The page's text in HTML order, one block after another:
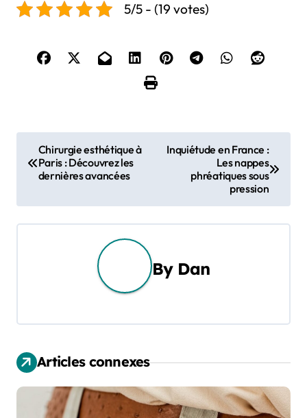
5/5 - (19 votes)
a
v
i
o
n
Chirurgie esthétique à
Paris : Découvrez les
dernières avancées
Inquiétude en France :
Les nappes
phréatiques sous
pression
By Dan
Articles connexes